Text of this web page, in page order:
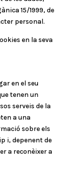
15/1999, de
personal.
en la seva
en el seu
tenen un
serveis de la
a una
sobre els
i, depenent de
a reconèixer a